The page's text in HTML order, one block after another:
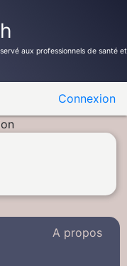
aux professionnels de santé et
Connexion
A propos